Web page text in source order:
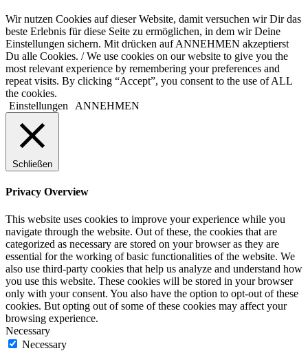
Wir nutzen Cookies auf dieser Website, damit versuchen wir Dir das
beste Erlebnis für diese Seite zu ermöglichen, in dem wir Deine
Einstellungen sichern. Mit drücken auf ANNEHMEN akzeptierst
Du alle Cookies. / We use cookies on our website to give you the
most relevant experience by remembering your preferences and
repeat visits. By clicking “Accept”, you consent to the use of ALL
the cookies.
Einstellungen
ANNEHMEN
Schließen
Privacy Overview
This website uses cookies to improve your experience while you
navigate through the website. Out of these, the cookies that are
categorized as necessary are stored on your browser as they are
essential for the working of basic functionalities of the website. We
also use third-party cookies that help us analyze and understand how
you use this website. These cookies will be stored in your browser
only with your consent. You also have the option to opt-out of these
cookies. But opting out of some of these cookies may affect your
browsing experience.
Necessary
Necessary